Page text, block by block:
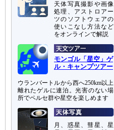
天体写真撮影や画像
処理、アストロアー
ツのソフトウェアの
使いこなし方法など
をオンラインで解説
モンゴル「星空」ゲ
ル・キャンプツアー
ウランバートルから西へ250km以上
離れたゲルに連泊。光害のない場
所でペルセ群や星空を楽しめます
月、惑星、彗星、星